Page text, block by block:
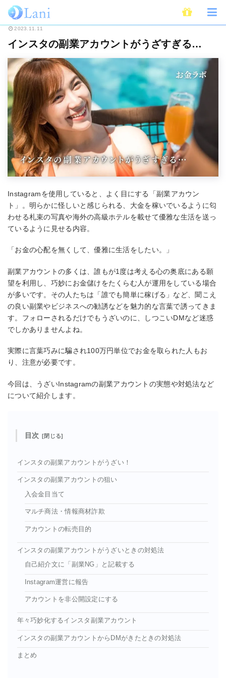
ホーム ライフスタイル インスタの副業アカウントがうざすぎる…
2023.11.11
インスタの副業アカウントがうざすぎる…
Instagramを使用していると、よく目にする「副業アカウン
ト」。明らかに怪しいと感じられる、大金を稼いでいるように匂
わせる札束の写真や海外の高級ホテルを載せて優雅な生活を送っ
ているように見せる内容。
「お金の心配を無くして、優雅に生活をしたい。」
副業アカウントの多くは、誰もが1度は考える心の奥底にある願
望を利用し、巧妙にお金儲けをたくらむ人が運用をしている場合
が多いです。その人たちは「誰でも簡単に稼げる」など、聞こえ
の良い副業やビジネスへの勧誘などを魅力的な言葉で誘ってきま
す。フォローされるだけでもうざいのに、しつこいDMなど迷惑
でしかありませんよね。
実際に言葉巧みに騙され100万円単位でお金を取られた人もお
り、注意が必要です。
今回は、うざいInstagramの副業アカウントの実態や対処法など
について紹介します。
目次
インスタの副業アカウントがうざい！
インスタの副業アカウントの狙い
入会金目当て
マルチ商法・情報商材詐欺
アカウントの転売目的
インスタの副業アカウントがうざいときの対処法
自己紹介文に「副業NG」と記載する
Instagram運営に報告
アカウントを非公開設定にする
年々巧妙化するインスタ副業アカウント
インスタの副業アカウントからDMがきたときの対処法
まとめ